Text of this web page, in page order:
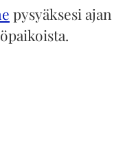
pysyäksesi ajan